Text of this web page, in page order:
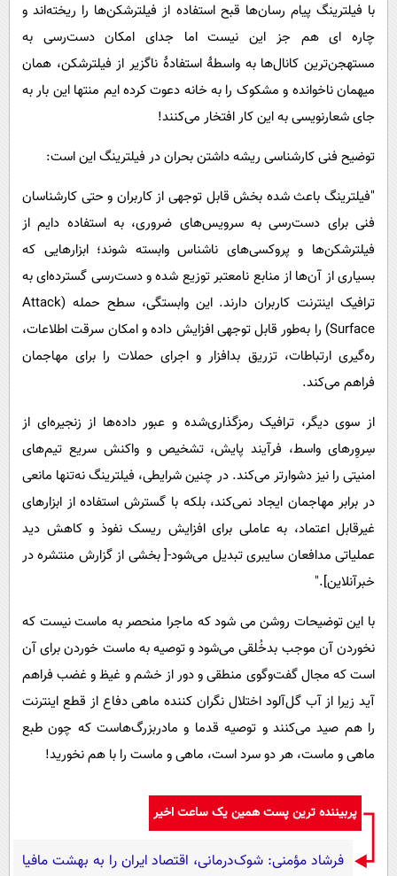
با فیلترینگ پیام رسان‌ها قبح استفاده از فیلترشکن‌ها را ریخته‌اند و
چاره ای هم جز این نیست اما جدای امکان دست‌رسی به
مستهجن‌ترین کانال‌ها به واسطۀ استفادۀ ناگزیر از فیلترشکن، همان
میهمان ناخوانده و مشکوک را به خانه دعوت کرده ایم منتها این بار به
جای شعارنویسی به این کار افتخار می‌کنند!
توضیح فنی کارشناسی ریشه داشتن بحران در فیلترینگ این است:
"فیلترینگ باعث شده بخش قابل توجهی از کاربران و حتی کارشناسان
فنی برای دست‌رسی به سرویس‌های ضروری، به استفاده دایم از
فیلترشکن‌ها و پروکسی‌های ناشناس وابسته شوند؛ ابزارهایی که
بسیاری از آن‌ها از منابع نامعتبر توزیع شده و دست‌رسی گسترده‌ای به
ترافیک اینترنت کاربران دارند. این وابستگی، سطح حمله (Attack
Surface) را به‌طور قابل توجهی افزایش داده و امکان سرقت اطلاعات،
ره‌گیری ارتباطات، تزریق بدافزار و اجرای حملات را برای مهاجمان
فراهم می‌کند.
از سوی دیگر، ترافیک رمزگذاری‌شده و عبور داده‌ها از زنجیره‌ای از
سِروِرهای واسط، فرآیند پایش، تشخیص و واکنش سریع تیم‌های
امنیتی را نیز دشوارتر می‌کند. در چنین شرایطی، فیلترینگ نه‌تنها مانعی
در برابر مهاجمان ایجاد نمی‌کند، بلکه با گسترش استفاده از ابزارهای
غیرقابل اعتماد، به عاملی برای افزایش ریسک نفوذ و کاهش دید
عملیاتی مدافعان سایبری تبدیل می‌شود-[ بخشی از گزارش منتشره در
خبرآنلاین]."
با این توضیحات روشن می شود که ماجرا منحصر به ماست نیست که
نخوردن آن موجب بدخُلقی می‌شود و توصیه به ماست خوردن برای آن
است که مجال گفت‌و‌گوی منطقی و دور از خشم و غیظ و غضب فراهم
آید زیرا از آب گل‌آلود اختلال نگران کننده ماهی دفاع از قطع اینترنت
را هم صید می‌کنند و توصیه قدما و مادربزرگ‌هاست که چون طبع
ماهی و ماست، هر دو سرد است، ماهی و ماست را با هم نخورید!
پربیننده ترین پست همین یک ساعت اخیر
فرشاد مؤمنی: شوک‌درمانی، اقتصاد ایران را به بهشت مافیا